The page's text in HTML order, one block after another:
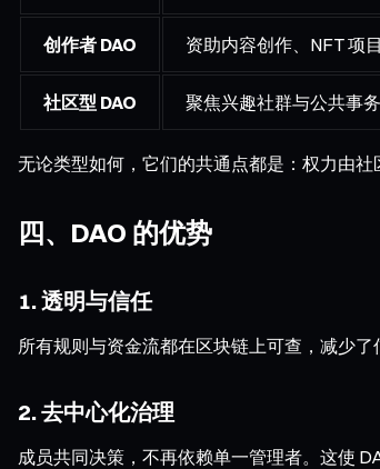
创作者 DAO 资助内容创作、NFT 项
社区型 DAO 聚焦兴趣社群与公共事
无论类型如何，它们的共通点都是：权力由社
四、DAO 的优势
1. 透明与信任
所有规则与资金流都在区块链上可查，减少了
2. 去中心化治理
成员共同决策，不再依赖单一管理者。这使